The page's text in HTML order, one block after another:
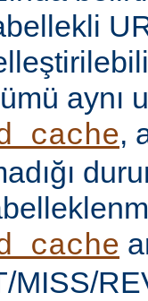
aynı
,
MISS/